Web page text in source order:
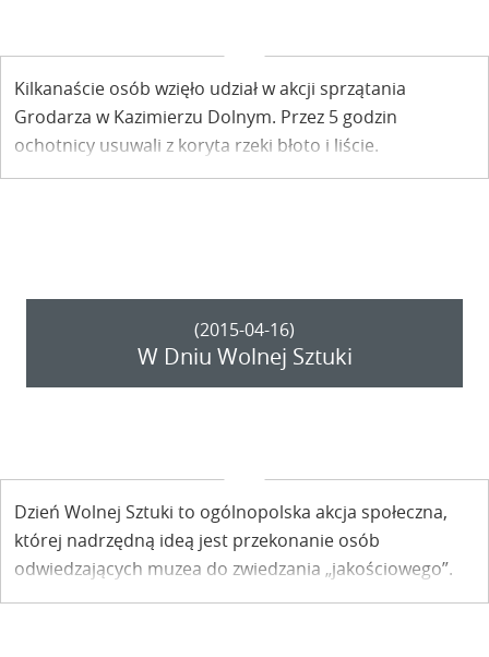
Kilkanaście osób wzięło udział w akcji sprzątania
Grodarza w Kazimierzu Dolnym. Przez 5 godzin
ochotnicy usuwali z koryta rzeki błoto i liście.
(2015-04-16)
W Dniu Wolnej Sztuki
Dzień Wolnej Sztuki to ogólnopolska akcja społeczna,
której nadrzędną ideą jest przekonanie osób
odwiedzających muzea do zwiedzania „jakościowego”.
Na czym ono polega? Dowiedzieć możemy się już w